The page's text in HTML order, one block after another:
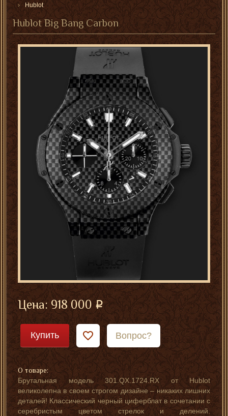
Hublot
Hublot Big Bang Carbon
Цена: 918 000
Купить Вопрос?
О товаре:
Брутальная модель 301.QX.1724.RX от Hublot
великолепна в своем строгом дизайне – никаких лишних
деталей! Классический черный циферблат в сочетании с
серебристым цветом стрелок и делений.